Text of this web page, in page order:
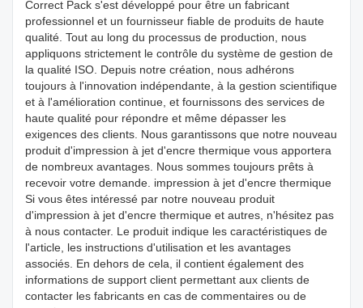
Correct Pack s'est développé pour être un fabricant
professionnel et un fournisseur fiable de produits de haute
qualité. Tout au long du processus de production, nous
appliquons strictement le contrôle du système de gestion de
la qualité ISO. Depuis notre création, nous adhérons
toujours à l'innovation indépendante, à la gestion scientifique
et à l'amélioration continue, et fournissons des services de
haute qualité pour répondre et même dépasser les
exigences des clients. Nous garantissons que notre nouveau
produit d'impression à jet d'encre thermique vous apportera
de nombreux avantages. Nous sommes toujours prêts à
recevoir votre demande. impression à jet d'encre thermique
Si vous êtes intéressé par notre nouveau produit
d'impression à jet d'encre thermique et autres, n'hésitez pas
à nous contacter. Le produit indique les caractéristiques de
l'article, les instructions d'utilisation et les avantages
associés. En dehors de cela, il contient également des
informations de support client permettant aux clients de
contacter les fabricants en cas de commentaires ou de